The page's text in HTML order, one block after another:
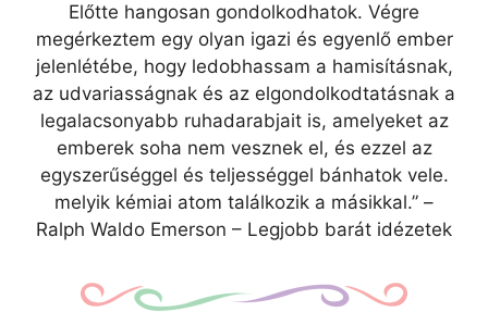
Előtte hangosan gondolkodhatok. Végre
megérkeztem egy olyan igazi és egyenlő ember
jelenlétébe, hogy ledobhassam a hamisításnak,
az udvariasságnak és az elgondolkodtatásnak a
legalacsonyabb ruhadarabjait is, amelyeket az
emberek soha nem vesznek el, és ezzel az
egyszerűséggel és teljességgel bánhatok vele.
melyik kémiai atom találkozik a másikkal.” –
Ralph Waldo Emerson – Legjobb barát idézetek